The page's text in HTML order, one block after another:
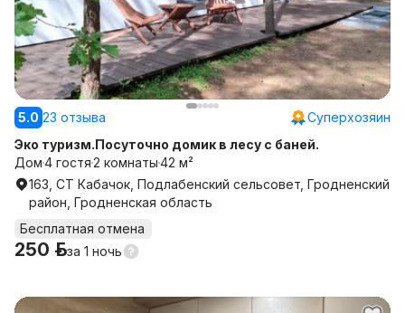
5.0 23 отзыва
Суперхозяин
Эко туризм.Посуточно домик в лесу с баней.
Дом4 гостя2 комнаты42 м²
163, СТ Кабачок, Подлабенский сельсовет, Гродненский
район, Гродненская область
Бесплатная отмена
250 р.за 1 ночь